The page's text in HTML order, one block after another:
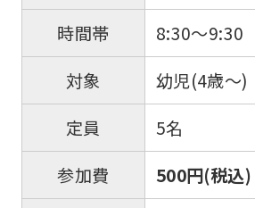
時間帯
8:30～9:30
対象
幼児(4歳～)
定員
5名
参加費
500円(税込)